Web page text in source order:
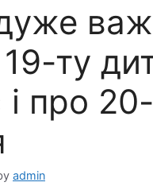
ту
про
admin